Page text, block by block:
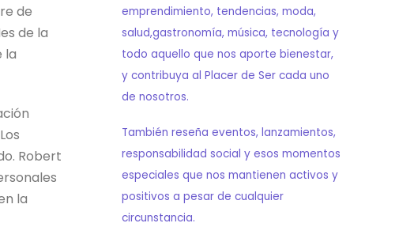
de
de la
la
Robert
la
emprendimiento, tendencias, moda,
salud,gastronomía, música, tecnología y
todo aquello que nos aporte bienestar,
y contribuya al Placer de Ser cada uno
de nosotros.
También reseña eventos, lanzamientos,
responsabilidad social y esos momentos
especiales que nos mantienen activos y
positivos a pesar de cualquier
circunstancia.